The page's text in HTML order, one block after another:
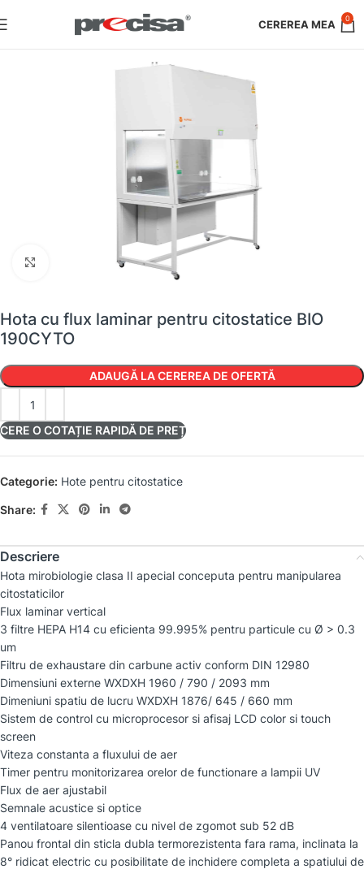
0
Faceți clic pentru a mări
Hota cu flux laminar pentru citostatice BIO
190CYTO
ADAUGĂ LA CEREREA DE OFERTĂ
CERE O COTAȚIE RAPIDĂ DE PREȚ
Categorie: Hote pentru citostatice
Share:
Descriere
Hota mirobiologie clasa II apecial conceputa pentru manipularea
citostaticilor
Flux laminar vertical
3 filtre HEPA H14 cu eficienta 99.995% pentru particule cu Ø > 0.3
um
Filtru de exhaustare din carbune activ conform DIN 12980
Dimensiuni externe WXDXH 1960 / 790 / 2093 mm
Dimeniuni spatiu de lucru WXDXH 1876/ 645 / 660 mm
Sistem de control cu microprocesor si afisaj LCD color si touch
screen
Viteza constanta a fluxului de aer
Timer pentru monitorizarea orelor de functionare a lampii UV
Flux de aer ajustabil
Semnale acustice si optice
4 ventilatoare silentioase cu nivel de zgomot sub 52 dB
Panou frontal din sticla dubla termorezistenta fara rama, inclinata la
8° ridicat electric cu posibilitate de inchidere completa a spatiului de